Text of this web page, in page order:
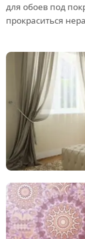
для обоев под
прокраситься